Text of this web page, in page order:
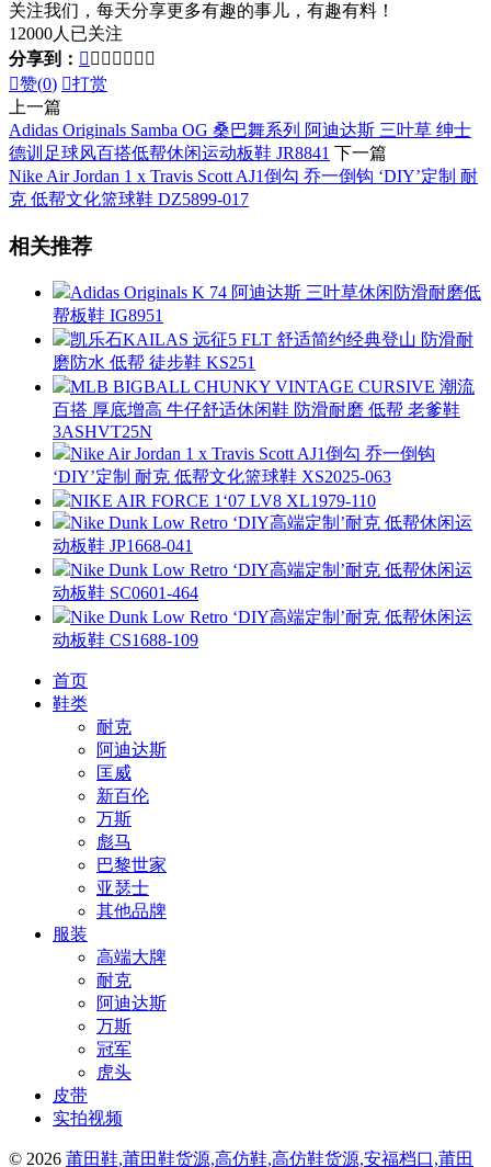
关注我们，每天分享更多有趣的事儿，有趣有料！
12000人已关注
分享到：       
赞(0) 打赏
上一篇
Adidas Originals Samba OG 桑巴舞系列 阿迪达斯 三叶草 绅士
德训足球风百搭低帮休闲运动板鞋 JR8841 下一篇
Nike Air Jordan 1 x Travis Scott AJ1倒勾 乔一倒钩 ‘DIY’定制 耐
克 低帮文化篮球鞋 DZ5899-017
相关推荐
Adidas Originals K 74 阿迪达斯 三叶草休闲防滑耐磨低
帮板鞋 IG8951
凯乐石KAILAS 远征5 FLT 舒适简约经典登山 防滑耐
磨防水 低帮 徒步鞋 KS251
MLB BIGBALL CHUNKY VINTAGE CURSIVE 潮流
百搭 厚底增高 牛仔舒适休闲鞋 防滑耐磨 低帮 老爹鞋
3ASHVT25N
Nike Air Jordan 1 x Travis Scott AJ1倒勾 乔一倒钩
‘DIY’定制 耐克 低帮文化篮球鞋 XS2025-063
NIKE AIR FORCE 1‘07 LV8 XL1979-110
Nike Dunk Low Retro ‘DIY高端定制’耐克 低帮休闲运
动板鞋 JP1668-041
Nike Dunk Low Retro ‘DIY高端定制’耐克 低帮休闲运
动板鞋 SC0601-464
Nike Dunk Low Retro ‘DIY高端定制’耐克 低帮休闲运
动板鞋 CS1688-109
首页
鞋类
耐克
阿迪达斯
匡威
新百伦
万斯
彪马
巴黎世家
亚瑟士
其他品牌
服装
高端大牌
耐克
阿迪达斯
万斯
冠军
虎头
皮带
实拍视频
© 2026 莆田鞋,莆田鞋货源,高仿鞋,高仿鞋货源,安福档口,莆田